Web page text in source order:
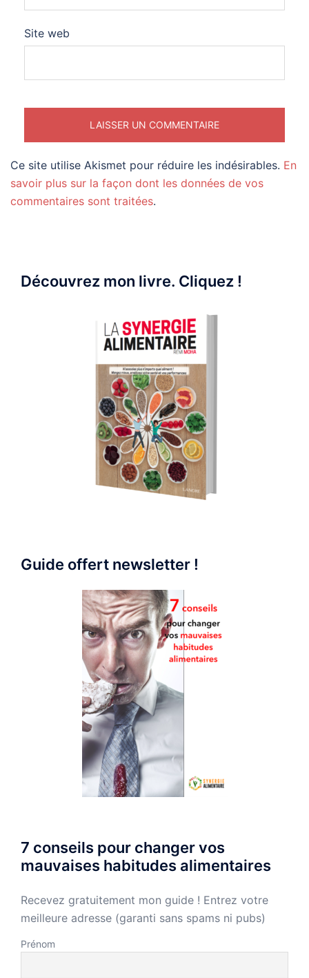
Site web
Ce site utilise Akismet pour réduire les indésirables. En
savoir plus sur la façon dont les données de vos
commentaires sont traitées.
Découvrez mon livre. Cliquez !
Guide offert newsletter !
7 conseils pour changer vos
mauvaises habitudes alimentaires
Recevez gratuitement mon guide ! Entrez votre
meilleure adresse (garanti sans spams ni pubs)
Prénom